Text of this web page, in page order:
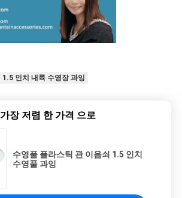
1.5 인치 내륙 수영장 과잉
가장 저렴 한 가격 으로
수영풀 플라스틱 관 이음쇠 1.5 인치
수영풀 과잉